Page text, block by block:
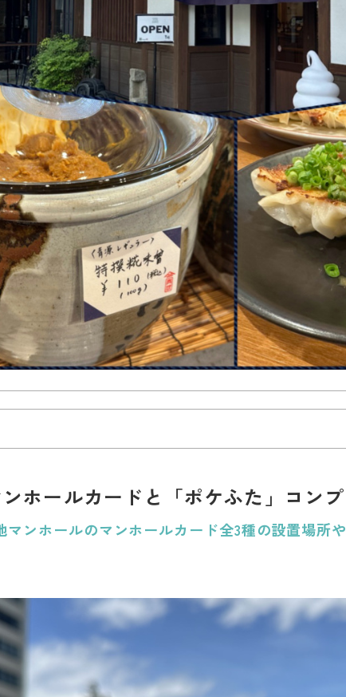
ホールカードと「ポケふた」コン
マンホールのマンホールカード全3種の設置場所